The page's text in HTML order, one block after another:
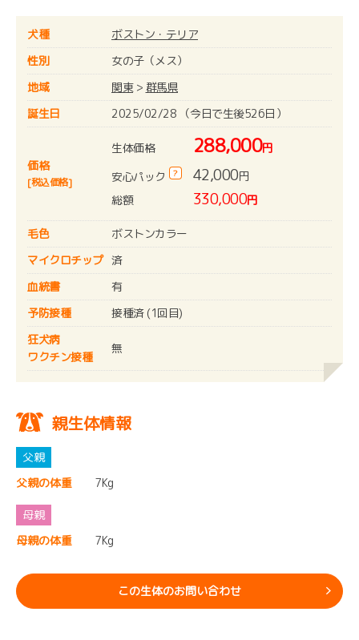
犬種
ボストン・テリア
性別
女の子（メス）
地域
関東> 群馬県
誕生日
2025/02/28 （今日で生後526日）
価格
[税込価格]
生体価格 288,000円
安心パック
? 42,000円
総額
330,000円
毛色
ボストンカラー
マイクロチップ 済
血統書
有
予防接種
接種済 (1回目)
狂犬病
ワクチン接種
無
親生体情報
父親の体重 7Kg
母親の体重 7Kg
この生体のお問い合わせ